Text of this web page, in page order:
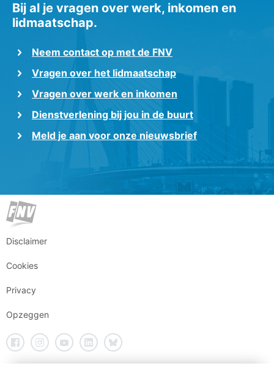
Bij al je vragen over werk, inkomen en
lidmaatschap.
Neem contact op met de FNV
Vragen over het lidmaatschap
Vragen over werk en inkomen
Dienstverlening bij jou in de buurt
Meld je aan voor onze nieuwsbrief
Disclaimer
Cookies
Privacy
Opzeggen